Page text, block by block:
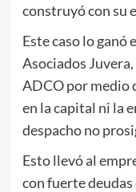
construyó con su
Este caso lo ganó
Asociados
ADCO por medio
en la capital ni la
despacho no
Esto llevó al
con fuerte